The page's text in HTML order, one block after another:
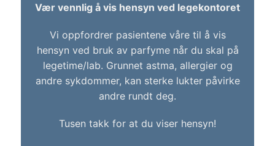
Vær vennlig å vis hensyn ved legekontoret
Vi oppfordrer pasientene våre til å vis
hensyn ved bruk av parfyme når du skal på
legetime/lab. Grunnet astma, allergier og
andre sykdommer, kan sterke lukter påvirke
andre rundt deg.
Tusen takk for at du viser hensyn!